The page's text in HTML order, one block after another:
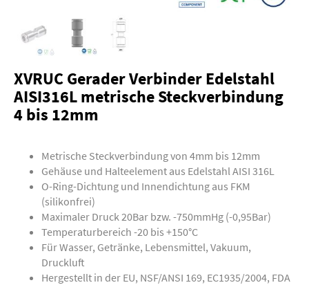
XVRUC Gerader Verbinder Edelstahl
AISI316L metrische Steckverbindung
4 bis 12mm
Metrische Steckverbindung von 4mm bis 12mm
Gehäuse und Halteelement aus Edelstahl AISI 316L
O-Ring-Dichtung und Innendichtung aus FKM
(silikonfrei)
Maximaler Druck 20Bar bzw. -750mmHg (-0,95Bar)
Temperaturbereich -20 bis +150°C
Für Wasser, Getränke, Lebensmittel, Vakuum,
Druckluft
Hergestellt in der EU, NSF/ANSI 169, EC1935/2004, FDA